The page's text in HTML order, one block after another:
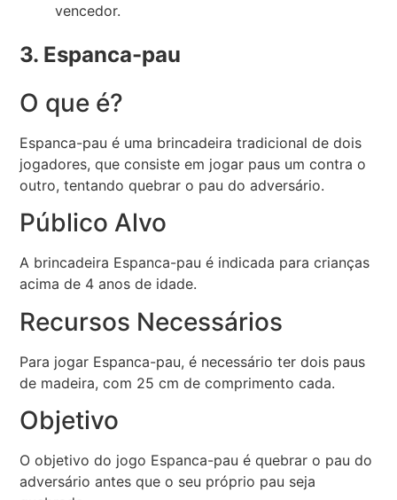
vencedor.
3. Espanca-pau
O que é?
Espanca-pau é uma brincadeira tradicional de dois
jogadores, que consiste em jogar paus um contra o
outro, tentando quebrar o pau do adversário.
Público Alvo
A brincadeira Espanca-pau é indicada para crianças
acima de 4 anos de idade.
Recursos Necessários
Para jogar Espanca-pau, é necessário ter dois paus
de madeira, com 25 cm de comprimento cada.
Objetivo
O objetivo do jogo Espanca-pau é quebrar o pau do
adversário antes que o seu próprio pau seja